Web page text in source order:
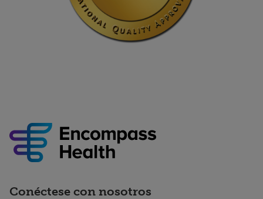
Conéctese con nosotros